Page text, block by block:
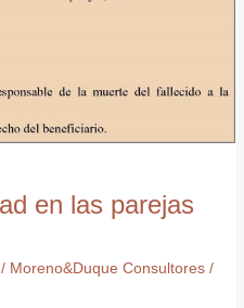
en las parejas
Moreno&Duque Consultores /